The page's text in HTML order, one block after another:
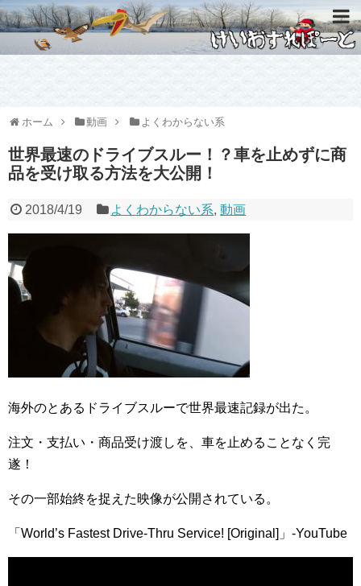
ホーム 動画 よくわからない系
世界最速のドライブスルー！？車を止めずに商
品を受け取る方法を大公開！
2018/4/19 よくわからない系,動画
海外のとあるドライブスルーで世界最速記録が出た。
注文・支払い・商品受け渡しを、車を止めることなく完
遂！
その一部始終を捉えた映像が公開されている。
「World’s Fastest Drive-Thru Service! [Original]」-YouTube